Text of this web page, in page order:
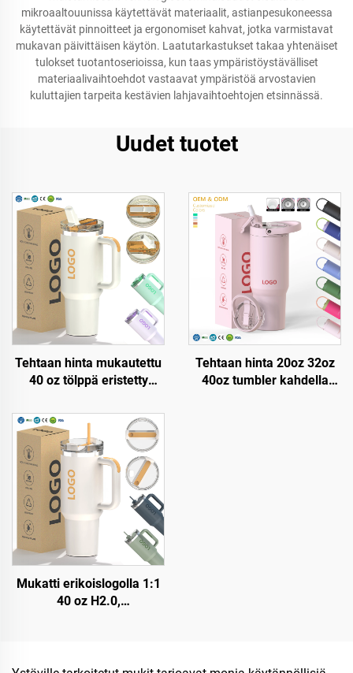
mikroaaltouunissa käytettävät materiaalit, astianpesukoneessa
käytettävät pinnoitteet ja ergonomiset kahvat, jotka varmistavat
mukavan päivittäisen käytön. Laatutarkastukset takaa yhtenäiset
tulokset tuotantoserioissa, kun taas ympäristöystävälliset
materiaalivaihtoehdot vastaavat ympäristöä arvostavien
kuluttajien tarpeita kestävien lahjavaihtoehtojen etsinnässä.
Uudet tuotet
Tehtaan hinta mukautettu
40 oz tölppä eristetty
ruostumaton teräksinen
kaksinkertainen seinämä
matkakuppi pullo kahvalla
ja pilleri kantelella
Tehtaan hinta 20oz 32oz
40oz tumbler kahdella
Mukatti erikoislogolla 1:1
40 oz H2.0,